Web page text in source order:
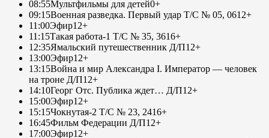
08:55Мультфильмы для детей0+
09:15Военная разведка. Первый удар Т/С № 05, 0612+
11:00Эфир12+
11:15Такая работа-1 Т/С № 35, 3616+
12:35Ямальский путешественник Д/П12+
13:00Эфир12+
13:15Война и мир Александра I. Император — человек
на троне Д/П12+
14:10Георг Отс. Публика ждет… Д/П12+
15:00Эфир12+
15:15Чокнутая-2 Т/С № 23, 2416+
16:45Фильм Федерации Д/П12+
17:00Эфир12+